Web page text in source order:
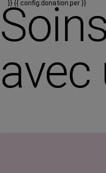
}}{{ config.donation.per }}